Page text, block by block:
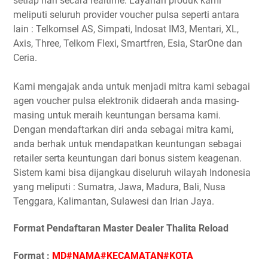
meliputi seluruh provider voucher pulsa seperti antara
lain : Telkomsel AS, Simpati, Indosat IM3, Mentari, XL,
Axis, Three, Telkom Flexi, Smartfren, Esia, StarOne dan
Ceria.
Kami mengajak anda untuk menjadi mitra kami sebagai
agen voucher pulsa elektronik didaerah anda masing-
masing untuk meraih keuntungan bersama kami.
Dengan mendaftarkan diri anda sebagai mitra kami,
anda berhak untuk mendapatkan keuntungan sebagai
retailer serta keuntungan dari bonus sistem keagenan.
Sistem kami bisa dijangkau diseluruh wilayah Indonesia
yang meliputi : Sumatra, Jawa, Madura, Bali, Nusa
Tenggara, Kalimantan, Sulawesi dan Irian Jaya.
Format Pendaftaran Master Dealer Thalita Reload
Format : MD#NAMA#KECAMATAN#KOTA